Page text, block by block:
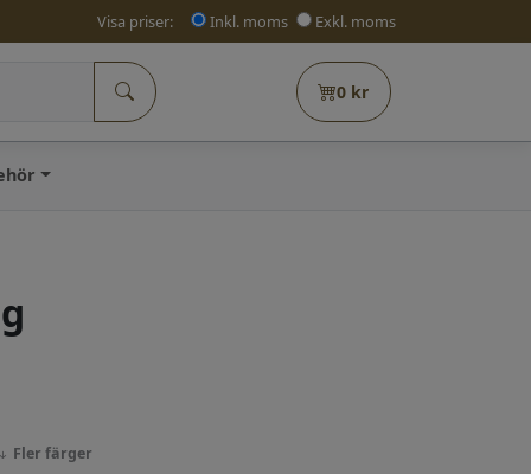
Visa priser: Inkl. moms Exkl. moms
0 kr
Fler färger